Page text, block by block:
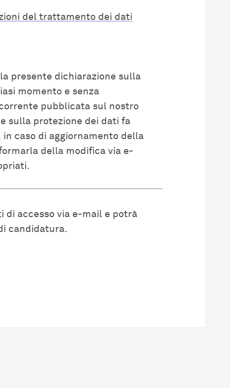
del trattamento dei dati
presente dichiarazione sulla
momento e senza
pubblicata sul nostro
sulla protezione dei dati fa
caso di aggiornamento della
della modifica via e-
di accesso via e-mail e potrà
candidatura.